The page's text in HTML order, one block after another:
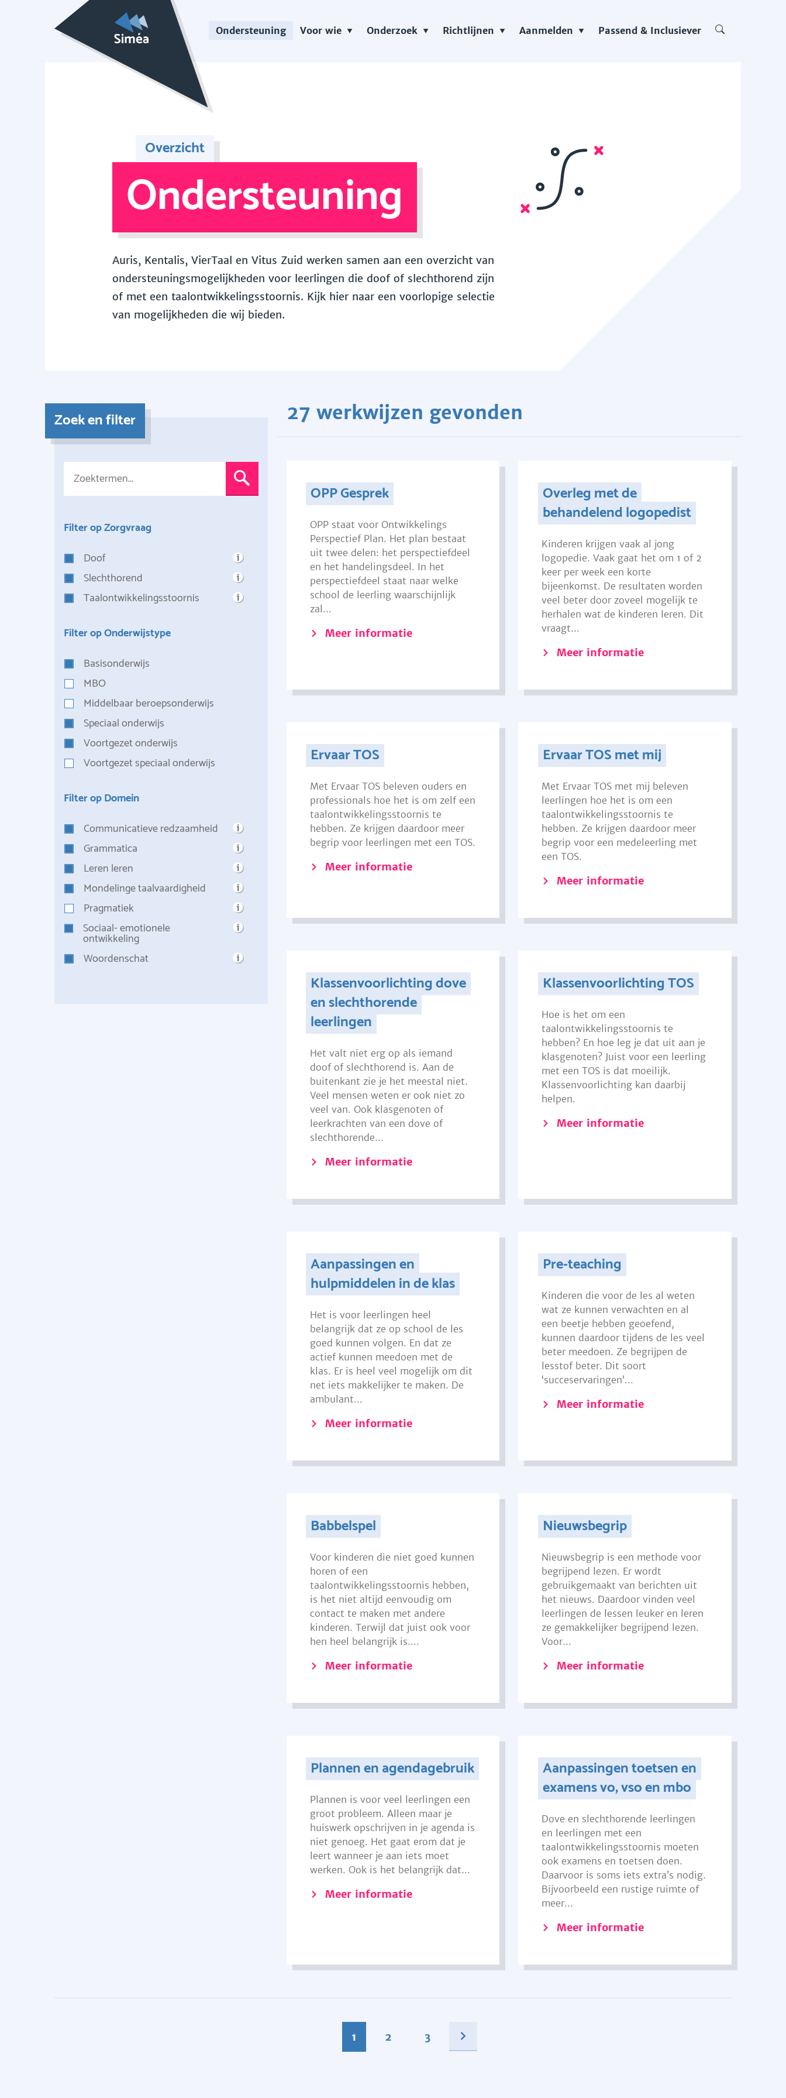
Ondersteuning Voor wie Onderzoek Richtlijnen Aanmelden Passend & Inclusiever
Overzicht
Ondersteuning
Auris, Kentalis, VierTaal en Vitus Zuid werken samen aan een overzicht van
ondersteuningsmogelijkheden voor leerlingen die doof of slechthorend zijn
of met een taalontwikkelingsstoornis. Kijk hier naar een voorlopige selectie
van mogelijkheden die wij bieden.
Zoek en filter
Filter op Zorgvraag
Doof
Slechthorend
Taalontwikkelingsstoornis
Filter op Onderwijstype
Basisonderwijs
MBO
Middelbaar beroepsonderwijs
Speciaal onderwijs
Voortgezet onderwijs
Voortgezet speciaal onderwijs
Filter op Domein
Communicatieve redzaamheid
Grammatica
Leren leren
Mondelinge taalvaardigheid
Pragmatiek
Sociaal- emotionele
ontwikkeling
Woordenschat
27 werkwijzen gevonden
OPP Gesprek
OPP staat voor Ontwikkelings
Perspectief Plan. Het plan bestaat
uit twee delen: het perspectiefdeel
en het handelingsdeel. In het
perspectiefdeel staat naar welke
school de leerling waarschijnlijk
zal...
Meer informatie
Overleg met de
behandelend logopedist
Kinderen krijgen vaak al jong
logopedie. Vaak gaat het om 1 of 2
keer per week een korte
bijeenkomst. De resultaten worden
veel beter door zoveel mogelijk te
herhalen wat de kinderen leren. Dit
vraagt...
Meer informatie
Ervaar TOS
Met Ervaar TOS beleven ouders en
professionals hoe het is om zelf een
taalontwikkelingsstoornis te
hebben. Ze krijgen daardoor meer
begrip voor leerlingen met een TOS.
Meer informatie
Ervaar TOS met mij
Met Ervaar TOS met mij beleven
leerlingen hoe het is om een
taalontwikkelingsstoornis te
hebben. Ze krijgen daardoor meer
begrip voor een medeleerling met
een TOS.
Meer informatie
Klassenvoorlichting dove
en slechthorende
leerlingen
Het valt niet erg op als iemand
doof of slechthorend is. Aan de
buitenkant zie je het meestal niet.
Veel mensen weten er ook niet zo
veel van. Ook klasgenoten of
leerkrachten van een dove of
slechthorende...
Meer informatie
Klassenvoorlichting TOS
Hoe is het om een
taalontwikkelingsstoornis te
hebben? En hoe leg je dat uit aan je
klasgenoten? Juist voor een leerling
met een TOS is dat moeilijk.
Klassenvoorlichting kan daarbij
helpen.
Meer informatie
Aanpassingen en
hulpmiddelen in de klas
Het is voor leerlingen heel
belangrijk dat ze op school de les
goed kunnen volgen. En dat ze
actief kunnen meedoen met de
klas. Er is heel veel mogelijk om dit
net iets makkelijker te maken. De
ambulant...
Meer informatie
Pre-teaching
Kinderen die voor de les al weten
wat ze kunnen verwachten en al
een beetje hebben geoefend,
kunnen daardoor tijdens de les veel
beter meedoen. Ze begrijpen de
lesstof beter. Dit soort
‘succeservaringen’...
Meer informatie
Babbelspel
Voor kinderen die niet goed kunnen
horen of een
taalontwikkelingsstoornis hebben,
is het niet altijd eenvoudig om
contact te maken met andere
kinderen. Terwijl dat juist ook voor
hen heel belangrijk is....
Meer informatie
Nieuwsbegrip
Nieuwsbegrip is een methode voor
begrijpend lezen. Er wordt
gebruikgemaakt van berichten uit
het nieuws. Daardoor vinden veel
leerlingen de lessen leuker en leren
ze gemakkelijker begrijpend lezen.
Voor...
Meer informatie
Plannen en agendagebruik
Plannen is voor veel leerlingen een
groot probleem. Alleen maar je
huiswerk opschrijven in je agenda is
niet genoeg. Het gaat erom dat je
leert wanneer je aan iets moet
werken. Ook is het belangrijk dat...
Meer informatie
Aanpassingen toetsen en
examens vo, vso en mbo
Dove en slechthorende leerlingen
en leerlingen met een
taalontwikkelingsstoornis moeten
ook examens en toetsen doen.
Daarvoor is soms iets extra’s nodig.
Bijvoorbeeld een rustige ruimte of
meer...
Meer informatie
1 2 3